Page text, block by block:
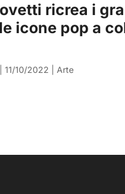
ricrea i
icone pop a
|11/10/2022 Arte